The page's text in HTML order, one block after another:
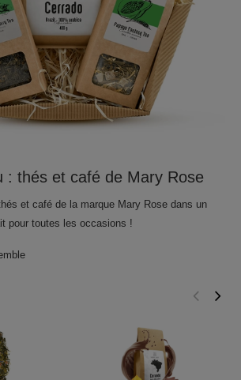
: thés et café de Mary Rose
et café de la marque Mary Rose dans un
pour toutes les occasions !